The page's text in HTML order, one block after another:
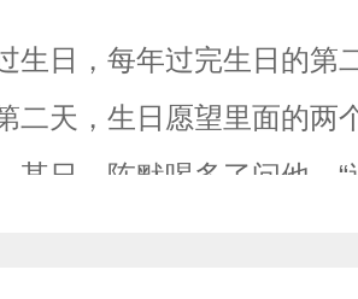
生日，每年过完生日的第
二天，生日愿望里面的
某日，陈默喝多了问他，